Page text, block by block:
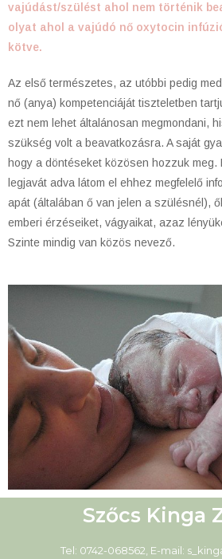
vajúdást/szülést ahol nem történik
olyat ahol a vajúdó nő oxytocin
kötve.
Az első természetes, az utóbbi pedig
nő (anya) kompetenciáját tiszteletben
ezt nem lehet általánosan megmondani,
szükség volt a beavatkozásra. A saját
hogy a döntéseket közösen hozzuk meg.
legjavát adva látom el ehhez megfelelő
apát (általában ő van jelen a szülésnél),
emberi érzéseiket, vágyaikat, azaz
Szinte mindig van közös nevező.
Szőcs Kinga
Tel: 0742-068562, E-mail: